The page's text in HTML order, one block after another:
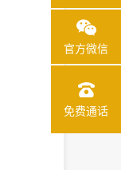
官方微信
免费通话